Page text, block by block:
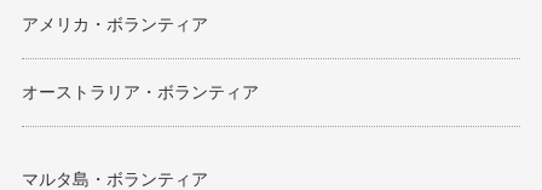
アメリカ・ボランティア
オーストラリア・ボランティア
マルタ島・ボランティア